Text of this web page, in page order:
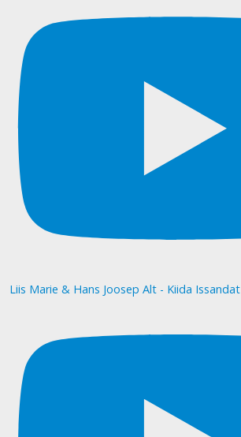
Liis Marie & Hans Joosep Alt - Kiida Issandat